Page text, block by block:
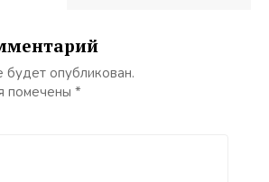
опубликован.
помечены *